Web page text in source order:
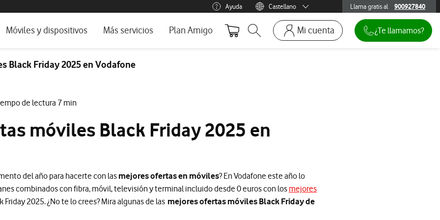
ayuda e idioma Ayuda
Menu idioma
Castellano
Llama gratis al
900927840 900927840
Móviles y dispositivos Más servicios Plan Amigo
Abrir buscador. Abre en ventana modal
Mi cuenta
Ir a la pagina acceso clientes. Abre en
¿Te llamamos?
Black Friday 2025 en Vodafone
de lectura 7 min
móviles Black Friday 2025 en
del año para hacerte con las mejores ofertas en móviles? En Vodafone este año lo
combinados con fibra, móvil, televisión y terminal incluido desde 0 euros con los mejores
Friday 2025. ¿No te lo crees? Mira algunas de las mejores ofertas móviles Black Friday de